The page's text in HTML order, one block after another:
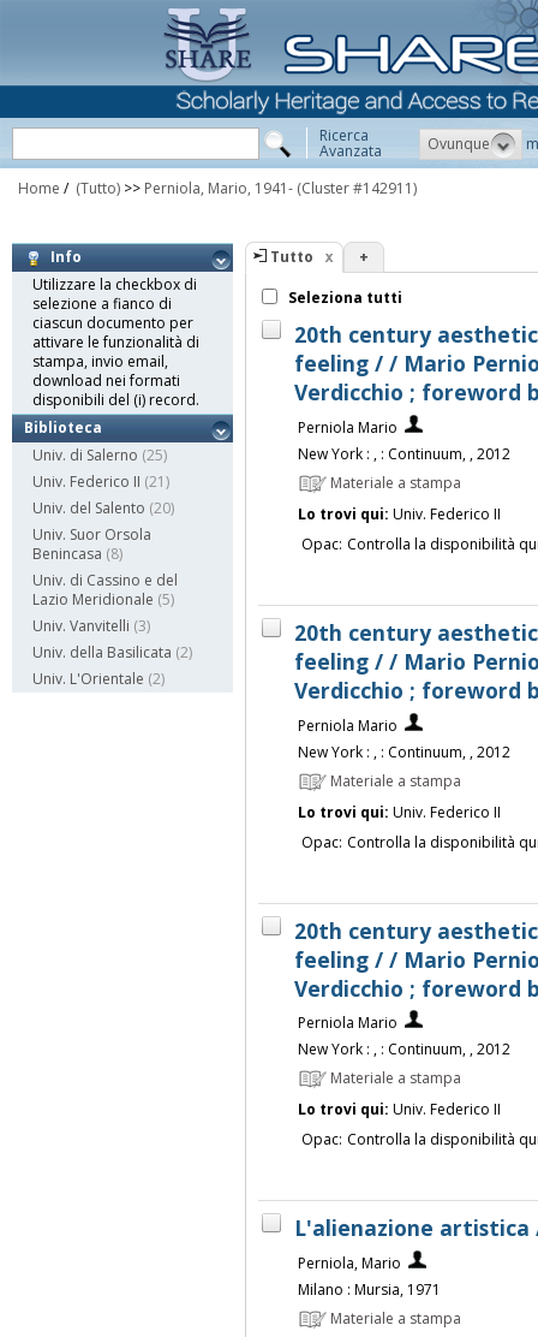
Ricerca
Avanzata Ovunque
Home / (Tutto) >> Perniola, Mario, 1941- (Cluster #142911)
Info
Utilizzare la checkbox di
selezione a fianco di
ciascun documento per
attivare le funzionalità di
stampa, invio email,
download nei formati
disponibili del (i) record.
Biblioteca
Univ. di Salerno (25)
Univ. Federico II (21)
Univ. del Salento (20)
Univ. Suor Orsola
Benincasa (8)
Univ. di Cassino e del
Lazio Meridionale (5)
Univ. Vanvitelli (3)
Univ. della Basilicata (2)
Univ. L'Orientale (2)
Tutto +
Seleziona tutti
20th century
feeling / / Mario
Verdicchio ; foreword
Perniola Mario
New York : , : Continuum, , 2012
Materiale a stampa
Lo trovi qui: Univ. Federico II
Opac: Controlla la disponibilità
20th century
feeling / / Mario
Verdicchio ; foreword
Perniola Mario
New York : , : Continuum, , 2012
Materiale a stampa
Lo trovi qui: Univ. Federico II
Opac: Controlla la disponibilità
20th century
feeling / / Mario
Verdicchio ; foreword
Perniola Mario
New York : , : Continuum, , 2012
Materiale a stampa
Lo trovi qui: Univ. Federico II
Opac: Controlla la disponibilità
L'alienazione artistica
Perniola, Mario
Milano : Mursia, 1971
Materiale a stampa